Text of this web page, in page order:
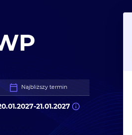
Najbliższy termin
-21.01.2027